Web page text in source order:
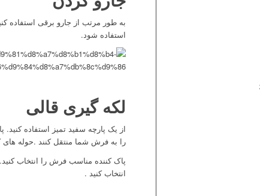
به طور مرتب از جارو برقی استفاده
استفاده شود.
لکه گیری قالی
از یک پارچه سفید تمیز استفاده
را به فرش شما منتقل کنند .حوله
پاک کننده مناسب فرش را انتخاب
انتخاب کنید .